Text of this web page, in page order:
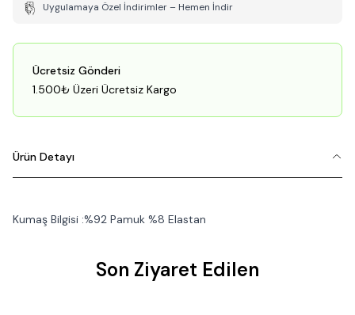
Uygulamaya Özel İndirimler – Hemen İndir
Ücretsiz Gönderi
1.500₺ Üzeri Ücretsiz Kargo
Ürün Detayı
Kumaş Bilgisi :%92 Pamuk %8 Elastan
Son Ziyaret Edilen